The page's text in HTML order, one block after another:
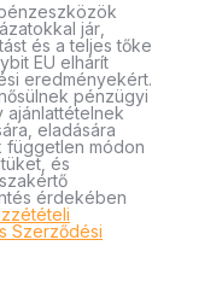
jár,
és a teljes tőke
EU elhárít
eredményekért.
pénzügyi
ajánlattételnek
eladására
független módon
és
érdekében
Szerződési